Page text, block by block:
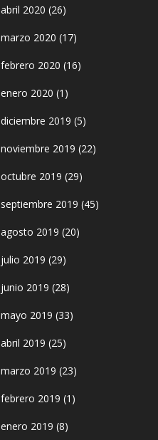
abril 2020 (26)
marzo 2020 (17)
febrero 2020 (16)
enero 2020 (1)
diciembre 2019 (5)
noviembre 2019 (22)
octubre 2019 (29)
septiembre 2019 (45)
agosto 2019 (20)
julio 2019 (29)
junio 2019 (28)
mayo 2019 (33)
abril 2019 (25)
marzo 2019 (23)
febrero 2019 (1)
enero 2019 (8)